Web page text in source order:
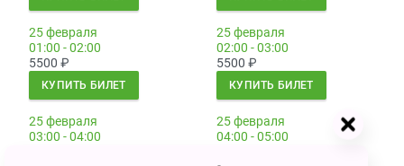
25 февраля
01:00 - 02:00
5500 ₽
КУПИТЬ БИЛЕТ
25 февраля
02:00 - 03:00
5500 ₽
КУПИТЬ БИЛЕТ
25 февраля
03:00 - 04:00
25 февраля
04:00 - 05:00